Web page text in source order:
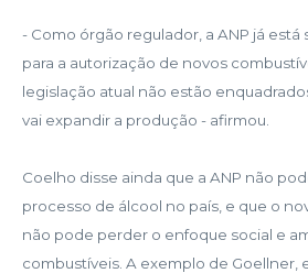
- Como órgão regulador, a ANP já
para a autorização de novos
legislação atual não estão
vai expandir a produção - afirmou.
Coelho disse ainda que a ANP não
processo de álcool no país, e que o
não pode perder o enfoque social e
combustíveis. A exemplo de Goellner,